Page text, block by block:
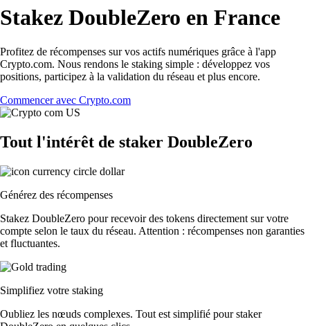
Stakez DoubleZero en France
Profitez de récompenses sur vos actifs numériques grâce à l'app
Crypto.com. Nous rendons le staking simple : développez vos
positions, participez à la validation du réseau et plus encore.
Commencer avec Crypto.com
Tout l'intérêt de staker DoubleZero
Générez des récompenses
Stakez DoubleZero pour recevoir des tokens directement sur votre
compte selon le taux du réseau. Attention : récompenses non garanties
et fluctuantes.
Simplifiez votre staking
Oubliez les nœuds complexes. Tout est simplifié pour staker